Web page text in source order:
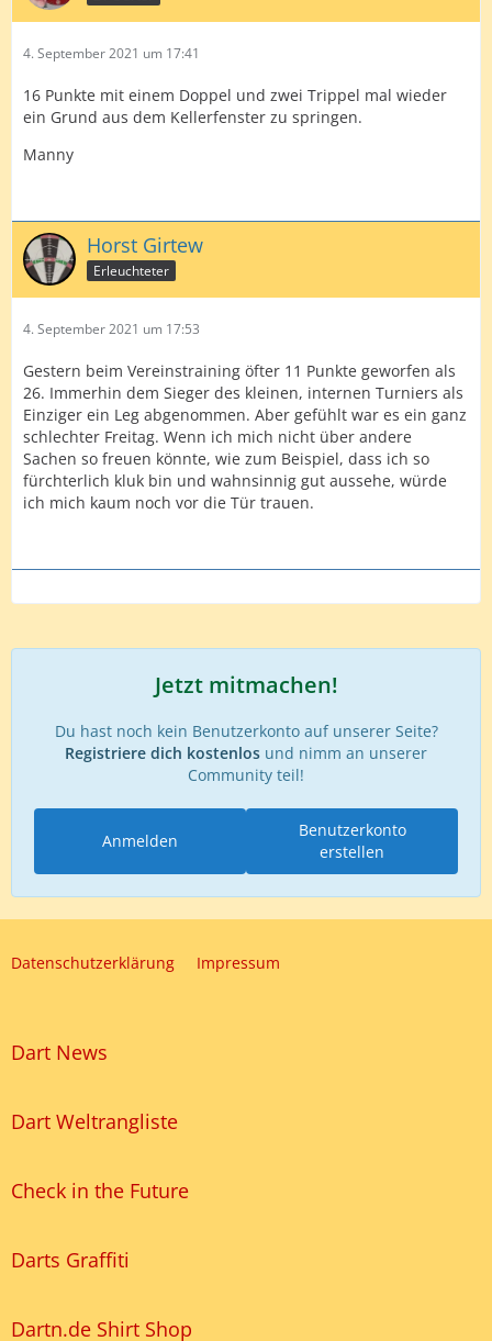
4. September 2021 um 17:41
16 Punkte mit einem Doppel und zwei Trippel mal wieder
ein Grund aus dem Kellerfenster zu springen.
Manny
Horst Girtew
Erleuchteter
4. September 2021 um 17:53
Gestern beim Vereinstraining öfter 11 Punkte geworfen als
26. Immerhin dem Sieger des kleinen, internen Turniers als
Einziger ein Leg abgenommen. Aber gefühlt war es ein ganz
schlechter Freitag. Wenn ich mich nicht über andere
Sachen so freuen könnte, wie zum Beispiel, dass ich so
fürchterlich kluk bin und wahnsinnig gut aussehe, würde
ich mich kaum noch vor die Tür trauen.
Jetzt mitmachen!
Du hast noch kein Benutzerkonto auf unserer Seite?
Registriere dich kostenlos und nimm an unserer
Community teil!
Benutzerkonto
erstellen
Anmelden
Datenschutzerklärung Impressum
Dart News
Dart Weltrangliste
Check in the Future
Darts Graffiti
Dartn.de Shirt Shop